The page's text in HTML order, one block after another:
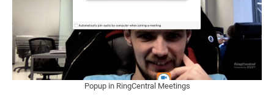
Popup in RingCentral Meetings